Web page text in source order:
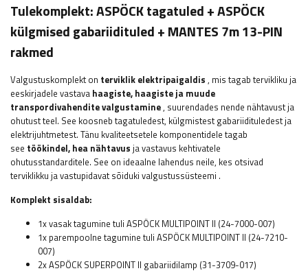
Tulekomplekt: ASPÖCK tagatuled + ASPÖCK
külgmised gabariidituled + MANTES 7m 13-PIN
rakmed
Valgustuskomplekt on terviklik elektripaigaldis , mis tagab tervikliku ja
eeskirjadele vastava haagiste, haagiste ja muude
transpordivahendite valgustamine, suurendades nende nähtavust ja
ohutust teel. See koosneb tagatuledest, külgmistest gabariidituledest ja
elektrijuhtmetest. Tänu kvaliteetsetele komponentidele tagab
see töökindel, hea nähtavus ja vastavus kehtivatele
ohutusstandarditele. See on ideaalne lahendus neile, kes otsivad
terviklikku ja vastupidavat sõiduki valgustussüsteemi .
Komplekt sisaldab:
1x vasak tagumine tuli ASPÖCK MULTIPOINT II (24-7000-007)
1x parempoolne tagumine tuli ASPÖCK MULTIPOINT II (24-7210-
007)
2xASPÖCK SUPERPOINT II gabariidilamp (31-3709-017)